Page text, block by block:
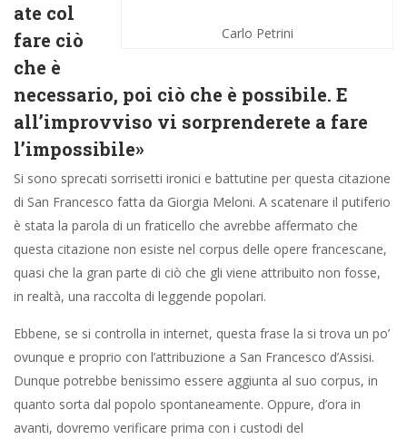
Carlo Petrini
ate col
fare ciò
che è
necessario, poi ciò che è possibile. E
all’improvviso vi sorprenderete a fare
l’impossibile»
Si sono sprecati sorrisetti ironici e battutine per questa citazione
di San Francesco fatta da Giorgia Meloni. A scatenare il putiferio
è stata la parola di un fraticello che avrebbe affermato che
questa citazione non esiste nel corpus delle opere francescane,
quasi che la gran parte di ciò che gli viene attribuito non fosse,
in realtà, una raccolta di leggende popolari.
Ebbene, se si controlla in internet, questa frase la si trova un po’
ovunque e proprio con l’attribuzione a San Francesco d’Assisi.
Dunque potrebbe benissimo essere aggiunta al suo corpus, in
quanto sorta dal popolo spontaneamente. Oppure, d’ora in
avanti, dovremo verificare prima con i custodi del